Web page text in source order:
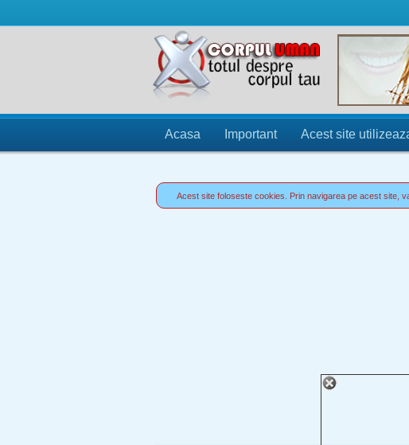
Acasa Important Acest site
Acest site foloseste cookies. Prin navigarea pe acest site,